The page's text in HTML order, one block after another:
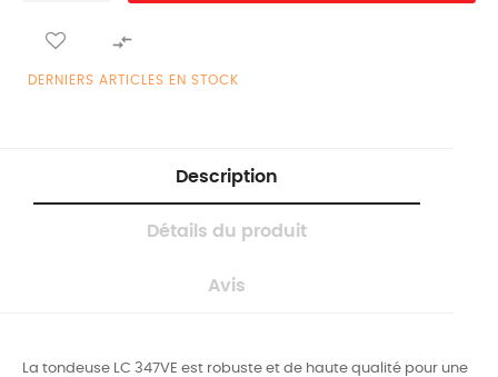

DERNIERS ARTICLES EN STOCK
Description
Détails du produit
Avis
La tondeuse LC 347VE est robuste et de haute qualité pour une